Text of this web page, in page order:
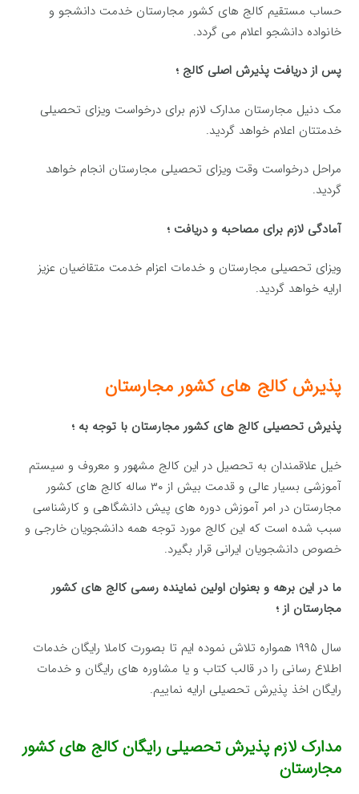
حساب مستقیم کالج های کشور مجارستان خدمت دانشجو و
خانواده دانشجو اعلام می گردد.
پس از دریافت پذیرش اصلی کالج ؛
مک دنیل مجارستان مدارک لازم برای درخواست ویزای تحصیلی
خدمتتان اعلام خواهد گردید.
مراحل درخواست وقت ویزای تحصیلی مجارستان انجام خواهد
گردید.
آمادگی لازم برای مصاحبه و دریافت ؛
ویزای تحصیلی مجارستان و خدمات اعزام خدمت متقاضیان عزیز
ارایه خواهد گردید.
پذیرش کالج های کشور مجارستان
پذیرش تحصیلی کالج های کشور مجارستان با توجه به ؛
خیل علاقمندان به تحصیل در این کالج مشهور و معروف و سیستم
آموزشی بسیار عالی و قدمت بیش از ۳۰ ساله کالج های کشور
مجارستان در امر آموزش دوره های پیش دانشگاهی و کارشناسی
سبب شده است که این کالج مورد توجه همه دانشجویان خارجی و
خصوص دانشجویان ایرانی قرار بگیرد.
ما در این برهه و بعنوان اولین نماینده رسمی کالج های کشور
مجارستان از ؛
سال ۱۹۹۵ همواره تلاش نموده ایم تا بصورت کاملا رایگان خدمات
اطلاع رسانی را در قالب کتاب و یا مشاوره های رایگان و خدمات
رایگان اخذ پذیرش تحصیلی ارایه نماییم.
مدارک لازم پذیرش تحصیلی رایگان کالج های کشور
مجارستان